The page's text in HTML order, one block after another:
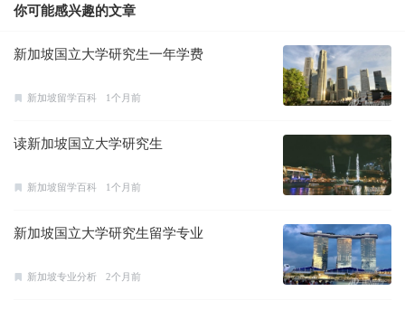
你可能感兴趣的文章
新加坡国立大学研究生一年学费
新加坡留学百科 1个月前
读新加坡国立大学研究生
新加坡留学百科 1个月前
新加坡国立大学研究生留学专业
新加坡专业分析 2个月前